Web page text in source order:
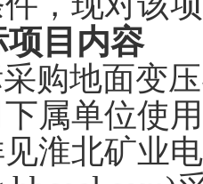
目内容
购地面变
属单位使
淮北矿业